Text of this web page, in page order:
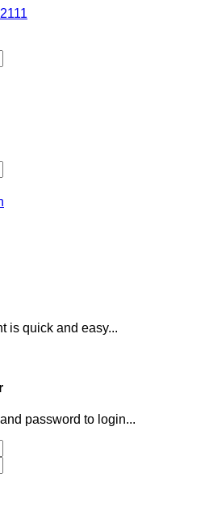
is quick and easy...
password to login...